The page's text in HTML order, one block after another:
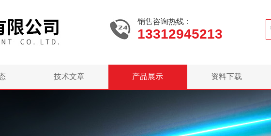
销售咨询热线：
13312945213
技术文章 产品展示 资料下载